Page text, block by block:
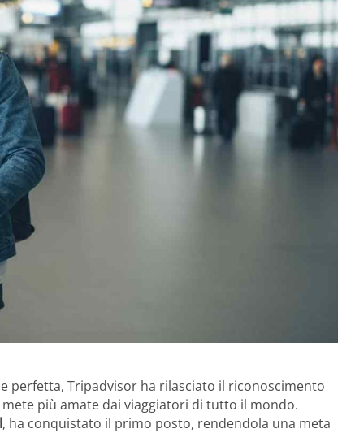
perfetta, Tripadvisor ha rilasciato il riconoscimento
mete più amate dai viaggiatori di tutto il mondo.
, ha conquistato il primo posto, rendendola una meta